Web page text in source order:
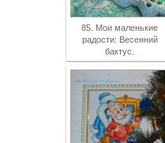
85. Мои маленькие
радости: Весенний
бактус.